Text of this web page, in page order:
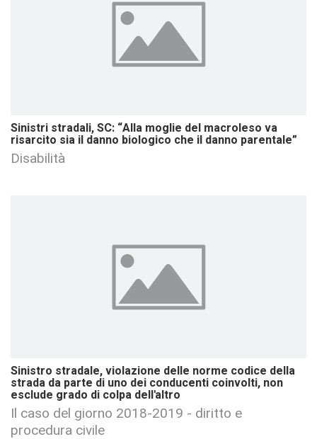
Sinistri stradali, SC: “Alla moglie del macroleso va
risarcito sia il danno biologico che il danno parentale”
Disabilità
Sinistro stradale, violazione delle norme codice della
strada da parte di uno dei conducenti coinvolti, non
esclude grado di colpa dell'altro
Il caso del giorno 2018-2019 - diritto e
procedura civile